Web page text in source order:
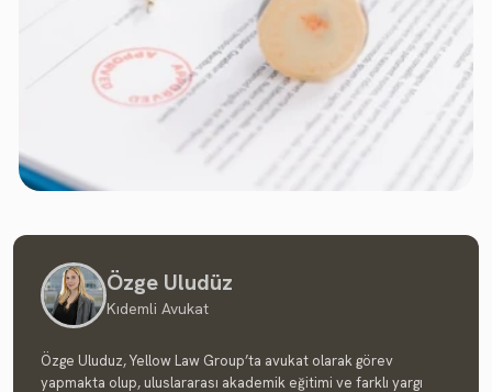
Özge Uludüz
Kıdemli Avukat
Özge Uluduz, Yellow Law Group’ta avukat olarak görev
yapmakta olup, uluslararası akademik eğitimi ve farklı yargı